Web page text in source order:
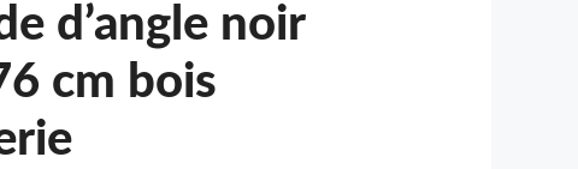
d’angle noir
cm bois